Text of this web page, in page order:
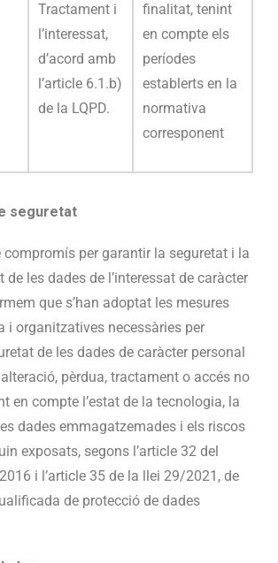
Tractament i
l’interessat,
d’acord amb
l’article 6.1.b)
de la LQPD.
finalitat, tenint
en compte els
períodes
establerts en la
normativa
corresponent
seguretat
compromís per garantir la seguretat i la
les dades de l’interessat de caràcter
que s’han adoptat les mesures
i organitzatives necessàries per
de les dades de caràcter personal
pèrdua, tractament o accés no
en compte l’estat de la tecnologia, la
dades emmagatzemades i els riscos
exposats, segons l’article 32 del
i l’article 35 de la llei 29/2021, de
de protecció de dades